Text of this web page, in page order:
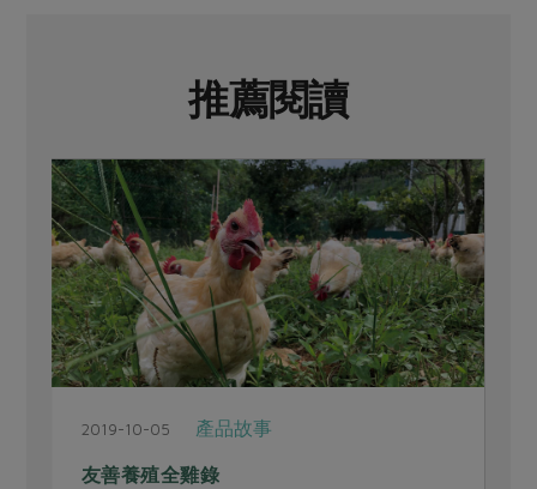
推薦閱讀
2019-10-05 產品故事
友善養殖全雞錄